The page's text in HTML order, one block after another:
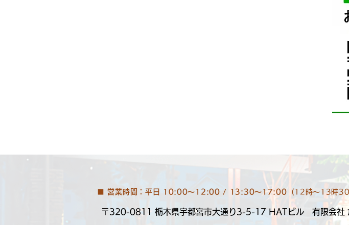
■ 営業時間：平日 10:00～12:00 / 13:30～17:00 （12時～13時30
〒320-0811 栃木県宇都宮市大通り3-5-17 HATビル​ 有限会社